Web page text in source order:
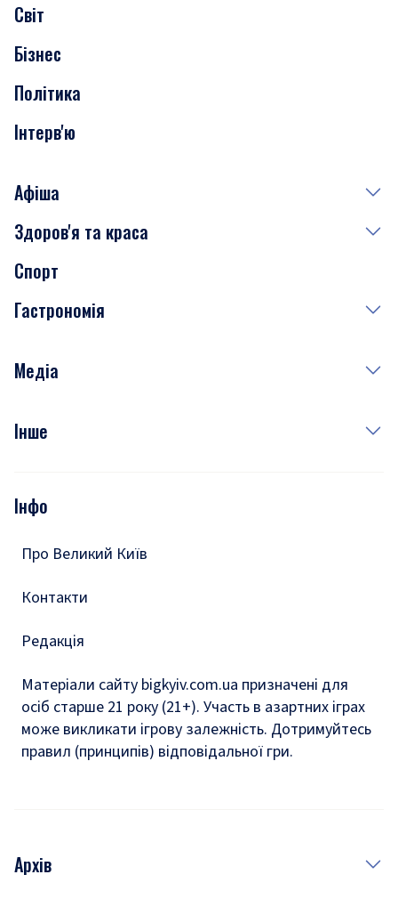
Нерухомість
Транспорт
Світ
Бізнес
Політика
Інтерв'ю
Афіша
Сьогодні
Завтра
Субота
Здоров'я та краса
Медицина
Краса
Спорт
Гастрономія
Рецепти
Медіа
Фото
Подкасти
Інше
Тести
Інфо
Про Великий Київ
Контакти
Редакція
Матеріали сайту bigkyiv.com.ua призначені для
осіб старше 21 року (21+). Участь в азартних іграх
може викликати ігрову залежність. Дотримуйтесь
правил (принципів) відповідальної гри.
Архів